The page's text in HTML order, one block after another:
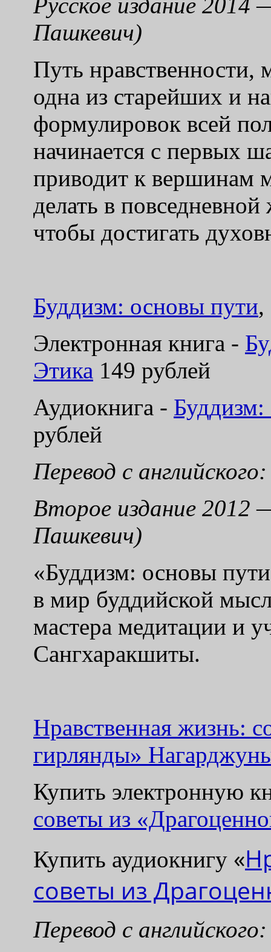
Пашкевич)
Путь нравственности,
одна из старейших и
формулировок всей
начинается с первых
приводит к вершинам
делать в
чтобы достигать
Буддизм: основы пути,
Электронная книга -
Этика 149 рублей
Аудиокнига -
рублей
Перевод с
Второе издание 2012
Пашкевич)
«Буддизм: основы
в мир буддийской
мастера медитации и
Сангхаракшиты.
Нравственная жизнь:
гирлянды»
Купить электронную
советы из
Купить аудиокнигу «
советы из
Перевод с